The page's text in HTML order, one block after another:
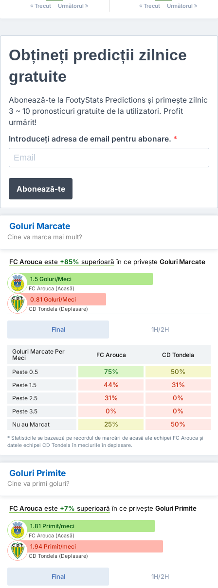
Trecut Următorul Trecut Următorul
Obțineți predicții zilnice
gratuite
Abonează-te la FootyStats Predictions și primește zilnic
3 ~ 10 pronosticuri gratuite de la utilizatori. Profit
urmărit!
Introduceți adresa de email pentru abonare. *
Abonează-te
Goluri Marcate
Cine va marca mai mult?
FC Arouca este +85% superioară în ce privește Goluri Marcate
1.5 Goluri/Meci
FC Arouca (Acasă)
0.81 Goluri/Meci
CD Tondela (Deplasare)
Final 1H/2H
Goluri Marcate Per
Meci
FC Arouca CD Tondela
Peste 0.5 75% 50%
Peste 1.5 44% 31%
Peste 2.5 31% 0%
Peste 3.5 0% 0%
Nu au Marcat 25% 50%
* Statisticile se bazează pe recordul de marcări de acasă ale echipei FC Arouca și
datele echipei CD Tondela în meciurile în deplasare.
Goluri Primite
Cine va primi goluri?
FC Arouca este +7% superioară în ce privește Goluri Primite
1.81 Primit/meci
FC Arouca (Acasă)
1.94 Primit/meci
CD Tondela (Deplasare)
Final 1H/2H